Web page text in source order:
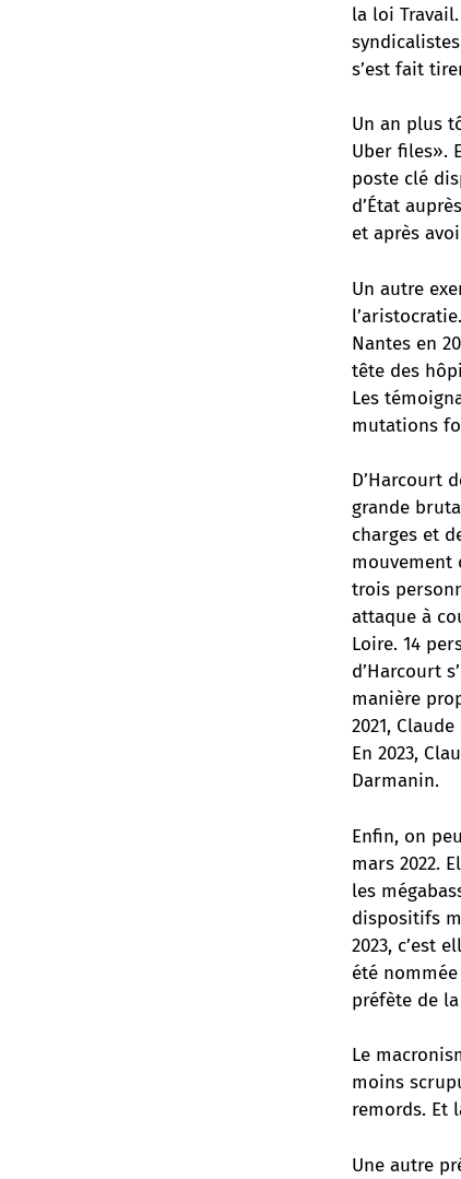
la loi
s’est fait
Un an plus
Uber files».
poste clé
d’État
et après
Un autre
Nantes en
tête des
Les
mutations
D’Harcourt
grande
charges et
mouvement
trois
attaque à
Loire. 14
d’Harcourt
manière
2021,
En 2023,
Darmanin.
Enfin, on
mars 2022.
les
dispositifs
2023, c’est
été
préfète de
Le
moins
remords. Et
Une autre